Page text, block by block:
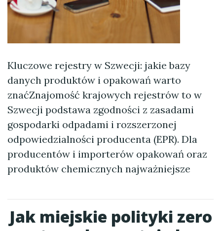
Kluczowe rejestry w Szwecji: jakie bazy
danych produktów i opakowań warto
znaćZnajomość krajowych rejestrów to w
Szwecji podstawa zgodności z zasadami
gospodarki odpadami i rozszerzonej
odpowiedzialności producenta (EPR). Dla
producentów i importerów opakowań oraz
produktów chemicznych najważniejsze
Jak miejskie polityki zero